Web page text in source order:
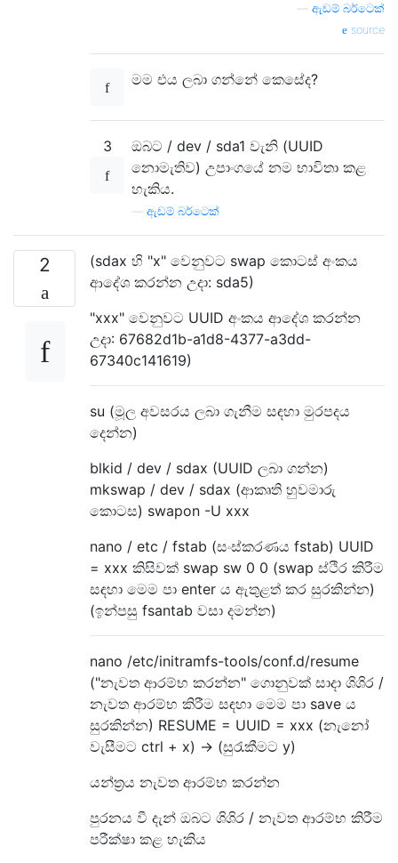
ඇඩම් බර්ටෙක්
source
මම එය ලබා ගන්නේ කෙසේද?
3
ඔබට / dev / sda1 වැනි (UUID
නොමැතිව) උපාංගයේ නම භාවිතා කළ
හැකිය.
ඇඩම් බර්ටෙක්
2
(sdax හි "x" වෙනුවට swap කොටස් අංකය
ආදේශ කරන්න උදා: sda5)
"xxx" වෙනුවට UUID අංකය ආදේශ කරන්න
උදා: 67682d1b-a1d8-4377-a3dd-
67340c141619)
su (මූල අවසරය ලබා ගැනීම සඳහා මුරපදය
දෙන්න)
blkid / dev / sdax (UUID ලබා ගන්න)
mkswap / dev / sdax (ආකෘති හුවමාරු
කොටස) swapon -U xxx
nano / etc / fstab (සංස්කරණය fstab) UUID
= xxx කිසිවක් swap sw 0 0 (swap ස්ථිර කිරීම
සඳහා මෙම පා enter ය ඇතුළත් කර සුරකින්න)
(ඉන්පසු fsantab වසා දමන්න)
nano /etc/initramfs-tools/conf.d/resume
("නැවත ආරම්භ කරන්න" ගොනුවක් සාදා ශිශිර /
නැවත ආරම්භ කිරීම සඳහා මෙම පා save ය
සුරකින්න) RESUME = UUID = xxx (නැනෝ
වැසීමට ctrl + x) -> (සුරැකීමට y)
යන්ත්‍රය නැවත ආරම්භ කරන්න
පුරනය වී දැන් ඔබට ශිශිර / නැවත ආරම්භ කිරීම
පරීක්ෂා කළ හැකිය